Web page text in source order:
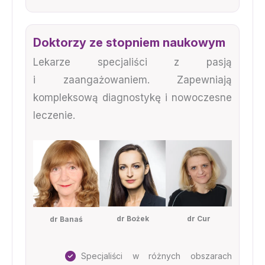
Doktorzy ze stopniem naukowym
Lekarze specjaliści z pasją
i zaangażowaniem. Zapewniają
kompleksową diagnostykę i nowoczesne
leczenie.
dr Banaś dr Bożek dr Cur
Specjaliści w różnych obszarach